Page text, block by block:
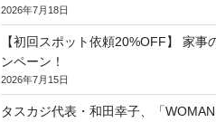
2026年7月18日
【初回スポット依頼20%OFF】 家事
ンペーン！
2026年7月15日
タスカジ代表・和田幸子、「WOMAN